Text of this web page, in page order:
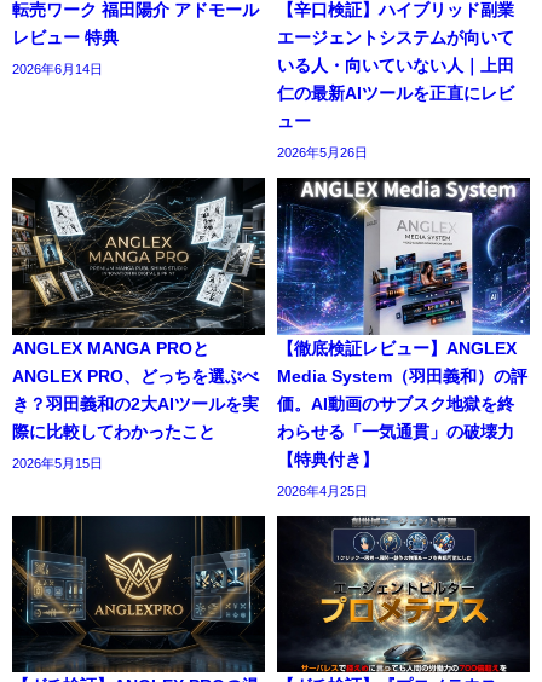
転売ワーク 福田陽介 アドモール
レビュー 特典
2026年6月14日
【辛口検証】ハイブリッド副業
エージェントシステムが向いて
いる人・向いていない人｜上田
仁の最新AIツールを正直にレビ
ュー
2026年5月26日
ANGLEX MANGA PROと
ANGLEX PRO、どっちを選ぶべ
き？羽田義和の2大AIツールを実
際に比較してわかったこと
2026年5月15日
【徹底検証レビュー】ANGLEX
Media System（羽田義和）の評
価。AI動画のサブスク地獄を終
わらせる「一気通貫」の破壊力
【特典付き】
2026年4月25日